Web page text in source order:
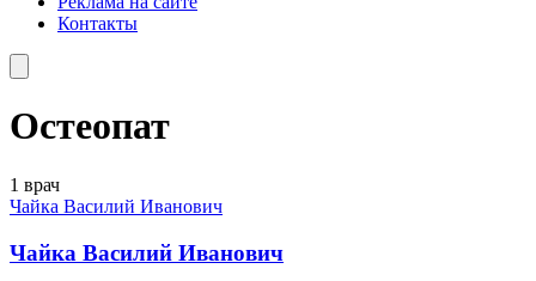
Контакты
Остеопат
1 врач
Чайка Василий Иванович
Чайка Василий Иванович